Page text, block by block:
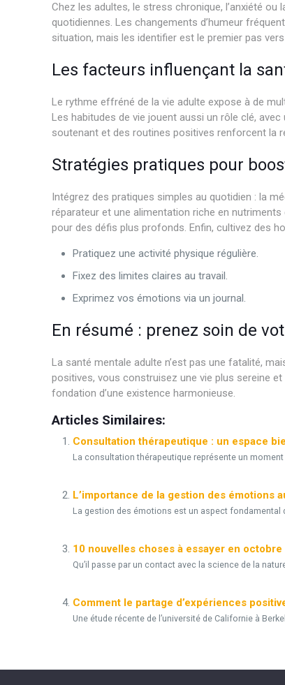
Chez les adultes, le stress chronique, l’anxiété
quotidiennes. Les changements d’humeur
situation, mais les identifier est le premier pas
Les facteurs influençant la
Le rythme effréné de la vie adulte expose à de
Les habitudes de vie jouent aussi un rôle clé,
soutenant et des routines positives renforcent la
Stratégies pratiques pour
Intégrez des pratiques simples au quotidien : la
réparateur et une alimentation riche en
pour des défis plus profonds. Enfin, cultivez des
Pratiquez une activité physique régulière.
Fixez des limites claires au travail.
Exprimez vos émotions via un journal.
En résumé : prenez soin de
La santé mentale adulte n’est pas une fatalité,
positives, vous construisez une vie plus sereine
fondation d’une existence harmonieuse.
Articles Similaires:
Consultation thérapeutique : un espace
La consultation thérapeutique représente un
L’importance de la gestion des émotions
La gestion des émotions est un aspect fondamental
10 nouvelles choses à essayer en
Qu’il passe par un contact avec la science de la
Comment le partage d’expériences
Une étude récente de l’université de Californie à